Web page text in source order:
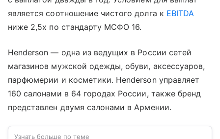
является соотношение чистого долга к EBITDA
ниже 2,5х по стандарту МСФО 16.
Henderson — одна из ведущих в России сетей
магазинов мужской одежды, обуви, аксессуаров,
парфюмерии и косметики. Henderson управляет
160 салонами в 64 городах России, также бренд
представлен двумя салонами в Армении.
Узнать больше по теме